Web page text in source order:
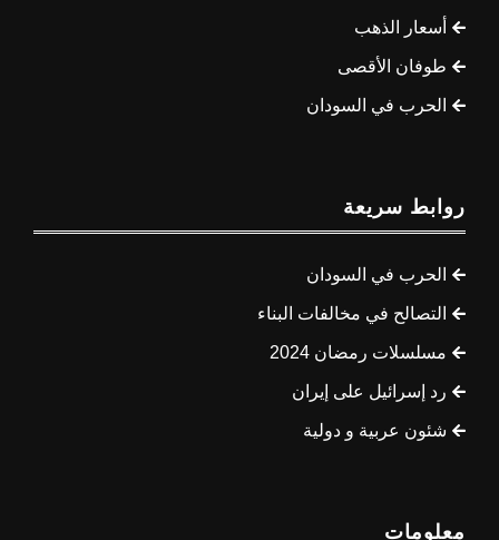
أسعار الذهب
طوفان الأقصى
الحرب في السودان
روابط سريعة
الحرب في السودان
التصالح في مخالفات البناء
مسلسلات رمضان 2024
رد إسرائيل على إيران
شئون عربية و دولية
معلومات